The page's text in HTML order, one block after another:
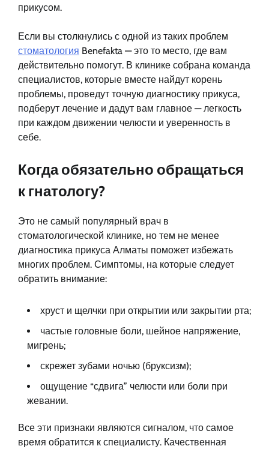
прикусом.
Если вы столкнулись с одной из таких проблем
стоматология Benefakta — это то место, где вам
действительно помогут. В клинике собрана команда
специалистов, которые вместе найдут корень
проблемы, проведут точную диагностику прикуса,
подберут лечение и дадут вам главное — легкость
при каждом движении челюсти и уверенность в
себе.
Когда обязательно обращаться
к гнатологу?
Это не самый популярный врач в
стоматологической клинике, но тем не менее
диагностика прикуса Алматы поможет избежать
многих проблем. Симптомы, на которые следует
обратить внимание:
хруст и щелчки при открытии или закрытии рта;
частые головные боли, шейное напряжение,
мигрень;
скрежет зубами ночью (бруксизм);
ощущение “сдвига” челюсти или боли при
жевании.
Все эти признаки являются сигналом, что самое
время обратится к специалисту. Качественная